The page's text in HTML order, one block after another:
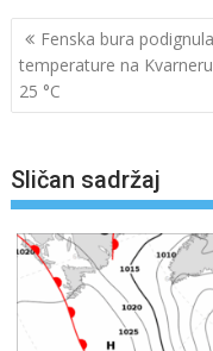
Navigacija
objava
Fenska bura podignula
temperature na
25 °C
Sličan sadržaj